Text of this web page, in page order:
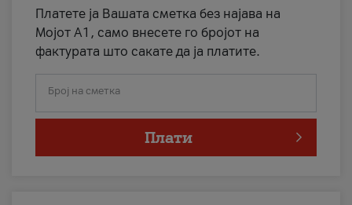
Платете ја Вашата сметка без најава на
Мојот А1, само внесете го бројот на
фактурата што сакате да ја платите.
Број на сметка
Плати